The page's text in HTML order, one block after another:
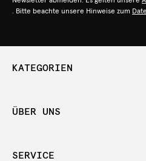
. Bitte beachte unsere Hinweise zum
KATEGORIEN
ÜBER UNS
SERVICE